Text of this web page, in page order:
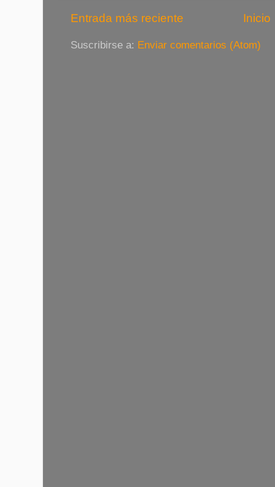
Entrada más reciente Inicio
Suscribirse a: Enviar comentarios (Atom)